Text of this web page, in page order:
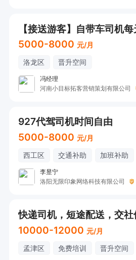
5000-8000 元/月
洛龙区 晋升空间
冯经理
河南小目标拓客营销策划有限公司
927代驾司机时间自由
5000-8000 元/月
西工区 交通补助 加班补助
李昱宁
洛阳无限印象网络科技有限公司
10000-12000 元/月
孟津区 免费培训 晋升空间